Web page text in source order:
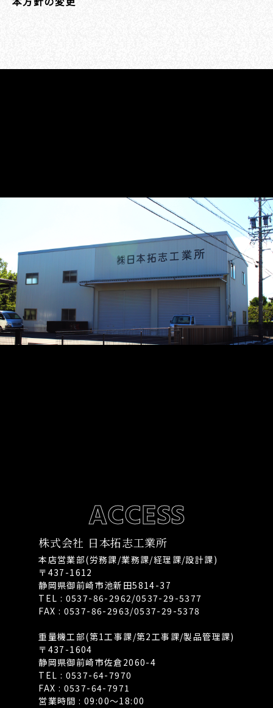
ACCESS
株式会社 日本拓志工業所
本店営業部(労務課/業務課/経理課/設計課)
〒437-1612
静岡県御前崎市池新田5814-37
TEL : 0537-86-2962/0537-29-5377
FAX : 0537-86-2963/0537-29-5378
重量機工部(第1工事課/第2工事課/製品管理課)
〒437-1604
静岡県御前崎市佐倉2060-4
TEL : 0537-64-7970
FAX : 0537-64-7971
営業時間 : 09:00〜18:00